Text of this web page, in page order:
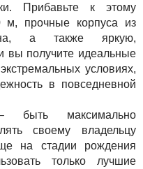
Прибавьте к этому
м, прочные корпуса из
а также яркую,
вы получите идеальные
условиях,
в повседневной
быть максимально
своему владельцу
на стадии рождения
только лучшие